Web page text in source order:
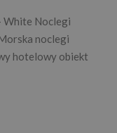
White Noclegi
noclegi
hotelowy obiekt